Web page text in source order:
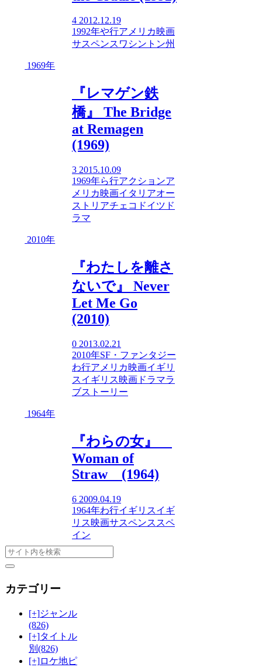
4 2012.12.19
1992年や行アメリカ映画
サスペンス ワシントン州
1969年
『レマゲン鉄
橋』 The Bridge
at Remagen
(1969)
3 2015.10.09
1969年ら行アクションア
メリカ映画イタリアオー
ストリアチェコ ドイツ ド
ラマ
2010年
『わたしを離さ
ないで』 Never
Let Me Go
(2010)
0 2013.02.21
2010年SF・ファンタジー
わ行アメリカ映画イギリ
スイギリス映画 ドラマラ
ブストーリー
1964年
『わらの女』
Woman of
Straw (1964)
6 2009.04.19
1964年わ行イギリスイギ
リス映画サスペンス スペ
イン
カテゴリー
[+]ジャンル
(826)
[+]タイトル
別 (826)
[+]ロケ地ピ